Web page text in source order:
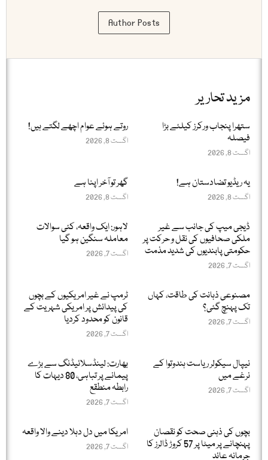
Author Posts
مزید تحاریر
ستھرا پنجاب ورکرز کیلئے بڑا
فیصلہ
اگست 8, 2026
روتے ہوئے عوام اچھے لگتے ہیں!
اگست 8, 2026
یہ ریڈیو تضادستان ہے!
اگست 8, 2026
گھر تو آخر اپنا ہے
اگست 8, 2026
ڈیجی میپ کی جانب سے غیر
ملکی صحافیوں کی نقل و حرکت پر
حکومتی پابندیوں کی شدید مذمت
اگست 7, 2026
لاہور: ایک واقعہ، کئی سوالات
معاملہ سنگین ہو گیا
اگست 7, 2026
مصنوعی ذہانت کی طاقت، کہاں
تک پہنچ گئی؟
اگست 7, 2026
ٹرمپ نے غیر امریکیوں کے بچوں
کی پیدائش پر امریکی شہریت کے
قانون کو محدود کردیا
اگست 7, 2026
نیپال سیکولر ریاست ہندوتوا کے
نرغے میں
اگست 7, 2026
بھارت: لینڈسلائیڈنگ سے بڑے
پیمانے پر تباہی، 80 دیہات کا
رابطہ منطقع
اگست 7, 2026
بچوں کی ذہنی صحت کو نقصان
پہنچانے پر میٹا پر 57 کروڑ ڈالرز کا
جرمانہ عائد
امریکا میں دل دہلا دینے والا واقعہ
اگست 7, 2026